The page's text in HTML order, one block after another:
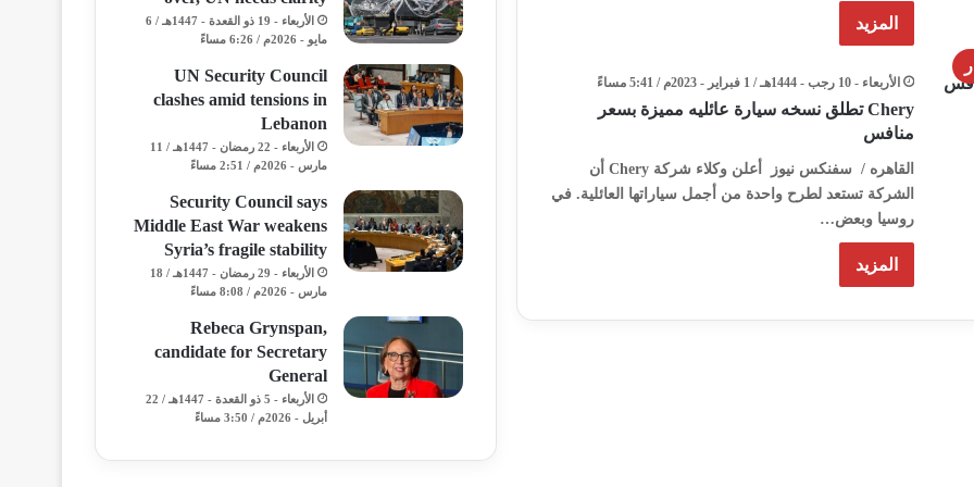
المزيد
الأربعاء - 10 رجب - 1444هـ / 1 فبراير - 2023م / 5:41 مساءً
Chery تطلق نسخه سيارة عائليه مميزة بسعر
منافس
القاهره / سفنكس نيوز أعلن وكلاء شركة Chery أن
الشركة تستعد لطرح واحدة من أجمل سياراتها العائلية. في
روسيا وبعض…
المزيد
الأربعاء - 19 ذو القعدة - 1447هـ / 6
مايو - 2026م / 6:26 مساءً
UN Security Council
clashes amid tensions in
Lebanon
الأربعاء - 22 رمضان - 1447هـ / 11
مارس - 2026م / 2:51 مساءً
Security Council says
Middle East War weakens
Syria’s fragile stability
الأربعاء - 29 رمضان - 1447هـ / 18
مارس - 2026م / 8:08 مساءً
Rebeca Grynspan,
candidate for Secretary
General
الأربعاء - 5 ذو القعدة - 1447هـ / 22
أبريل - 2026م / 3:50 مساءً